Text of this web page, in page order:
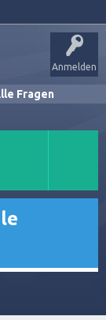
Anmelden
Fragen